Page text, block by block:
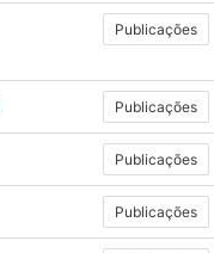
Publicações
Publicações
Publicações
Publicações